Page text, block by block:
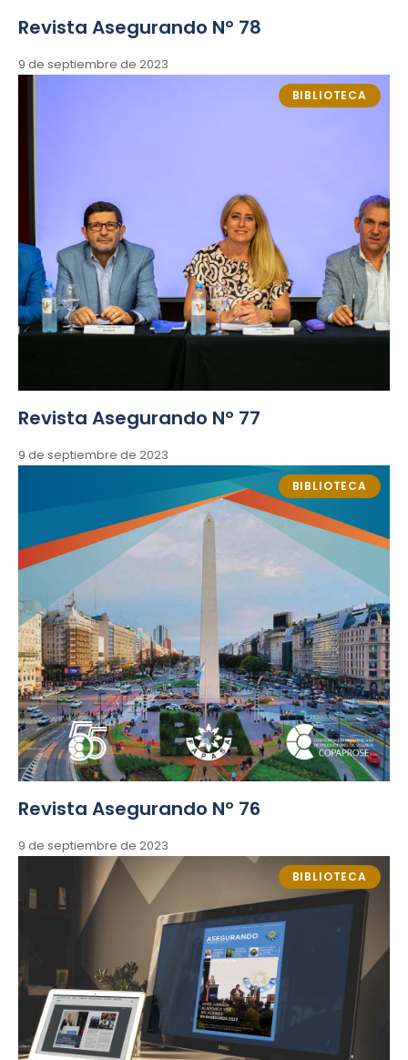
Revista Asegurando Nº 78
9 de septiembre de 2023
BIBLIOTECA
Revista Asegurando Nº 77
9 de septiembre de 2023
BIBLIOTECA
Revista Asegurando Nº 76
9 de septiembre de 2023
BIBLIOTECA